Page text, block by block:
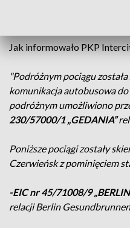
Jak informowało PKP
"Podróżnym pociągu
komunikacja autobusowa
podróżnym umożliwiono
230/57000/1 „GEDANIA”
Poniższe pociągi zostały
Czerwieńsk z pominięciem
-EIC nr 45/71008/9
relacji Berlin